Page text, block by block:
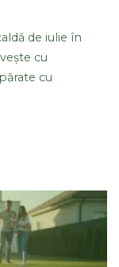
de iulie în
cu
cu